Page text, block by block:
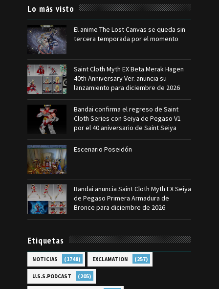
Lo más visto
El anime The Lost Canvas se queda sin
tercera temporada por el momento
Saint Cloth Myth EX Beta Merak Hagen
40th Anniversary Ver. anuncia su
lanzamiento para diciembre de 2026
Bandai confirma el regreso de Saint
Cloth Series con Seiya de Pegaso V1
por el 40 aniversario de Saint Seiya
Escenario Poseidón
Bandai anuncia Saint Cloth Myth EX Seiya
de Pegaso Primera Armadura de
Bronce para diciembre de 2026
Etiquetas
NOTICIAS (1748) EXCLAMATION (257)
U.S.S.PODCAST (205)